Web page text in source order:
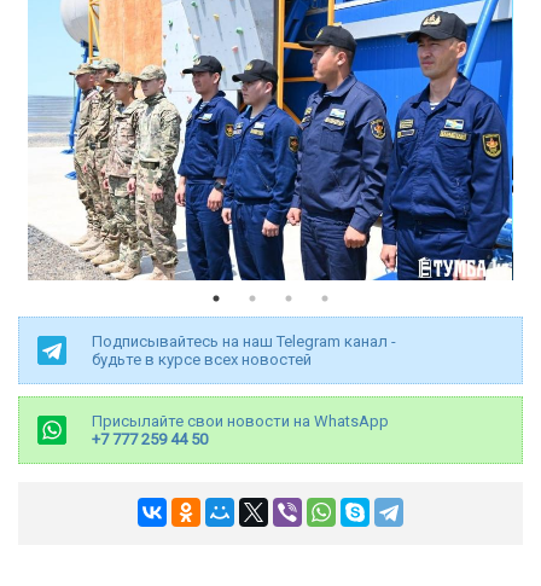
Подписывайтесь на наш Telegram канал -
будьте в курсе всех новостей
Присылайте свои новости на WhatsApp
+7 777 259 44 50